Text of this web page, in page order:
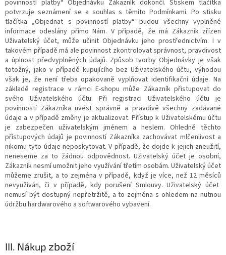
povinností platby“ Objednávku Zákazník dokončí.Stiskem tlačítka
potvrzuje seznámení se a souhlas s těmito Podmínkami. Po stisku
tlačítka „Objednat s povinností platby“ budou všechny vyplněné
informace odeslány přímo Nám. V případě, že má Zákazník zřízen
Uživatelský účet, může učinit Objednávku jeho prostřednictvím. I v
takovém případě má ale povinnost zkontrolovat správnost, pravdivost
a úplnost předvyplněných údajů. Způsob tvorby Objednávky je však
totožný, jako v případě kupujícího bez Uživatelského účtu, výhodou
však je, že není třeba opakovaně vyplňovat identifikační údaje. Na
základě registrace v rámci E-shopu může Zákazník přistupovat do
svého Uživatelského účtu. Při registraci Uživatelského účtu je
povinností Zákazníka uvést správně a pravdivě všechny zadávané
údaje a v případě změny je aktualizovat. Přístup k Uživatelskému účtu
je zabezpečen uživatelským jménem a heslem. Ohledně těchto
přístupových údajů je povinností Zákazníka zachovávat mlčenlivost a
nikomu tyto údaje neposkytovat. V případě, že dojde k jejich zneužití,
neneseme za to žádnou odpovědnost. Uživatelský účet je osobní,
Zákazník nesmí umožnit jeho využívání třetím osobám. Uživatelskýúčet
můžeme zrušit, a to zejména v případě, když je více, než 12 měsíců
nevyužíván, či v případě, kdy porušení Smlouvy.Uživatelský účet
nemusí být dostupný nepřetržitě, a to zejména s ohledem na nutnou
údržbu hardwarového a softwarového vybavení.
III. Nákup zboží